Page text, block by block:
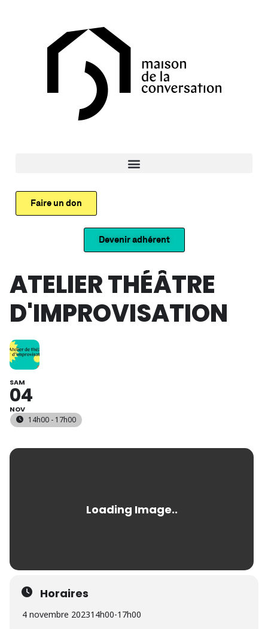
Faire un don
Devenir adhérent
ATELIER THÉÂTRE
D'IMPROVISATION
SAM
04
NOV
14h00 - 17h00
Horaires
4 novembre 202314h00-17h00